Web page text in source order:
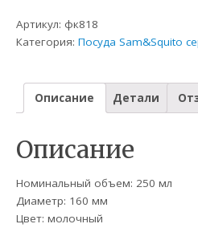
Артикул: фк818
Категория:Посуда Sam&Squito
Описание Детали
Описание
Номинальный объем: 250 мл
Диаметр: 160 мм
Цвет: молочный